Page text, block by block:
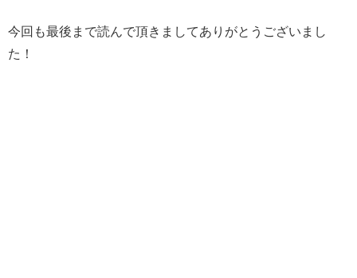
今回も最後まで読んで頂きましてありがとうございまし
た！